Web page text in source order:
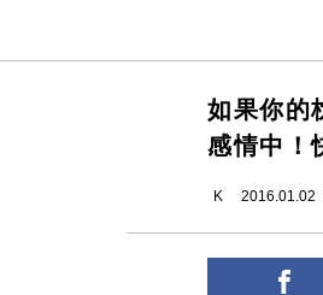
如果你的
感情中！
K 2016.01.02